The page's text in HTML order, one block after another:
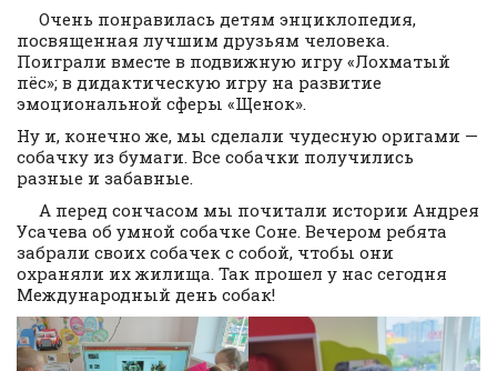
Очень понравилась детям энциклопедия,
посвященная лучшим друзьям человека.
Поиграли вместе в подвижную игру «Лохматый
пёс»; в дидактическую игру на развитие
эмоциональной сферы «Щенок».
Ну и, конечно же, мы сделали чудесную оригами —
собачку из бумаги. Все собачки получились
разные и забавные.
А перед сончасом мы почитали истории Андрея
Усачева об умной собачке Соне. Вечером ребята
забрали своих собачек с собой, чтобы они
охраняли их жилища. Так прошел у нас сегодня
Международный день собак!